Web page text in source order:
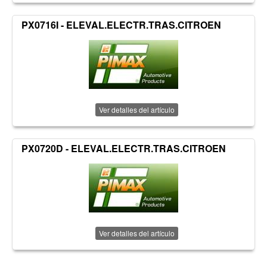
PX0716I - ELEVAL.ELECTR.TRAS.CITROEN
Ver detalles del artículo
PX0720D - ELEVAL.ELECTR.TRAS.CITROEN
Ver detalles del artículo